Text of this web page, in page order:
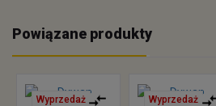
Powiązane produkty
Wyprzedaż Wyprzedaż